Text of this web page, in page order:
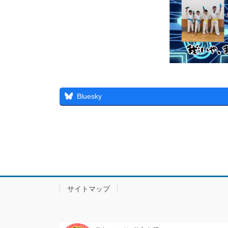
Bluesky
サイトマップ